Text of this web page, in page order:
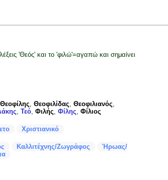
'Θεός' και το 'φιλώ'=αγαπώ και σημαίνει
Θεοφίλης, Θεοφιλίδας, Θεοφιλιανός,
, Τεό, Φιλής, Φίλης, Φίλιος
Χριστιανικό
Καλλιτέχνης/Ζωγράφος
Ήρωας/